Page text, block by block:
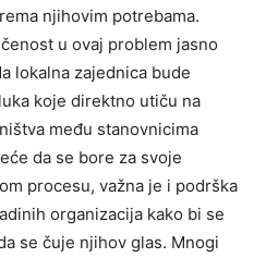
njihovim potrebama.
u ovaj problem jasno
lokalna zajednica bude
koje direktno utiču na
među stanovnicima
da se bore za svoje
procesu, važna je i podrška
organizacija kako bi se
se čuje njihov glas. Mnogi